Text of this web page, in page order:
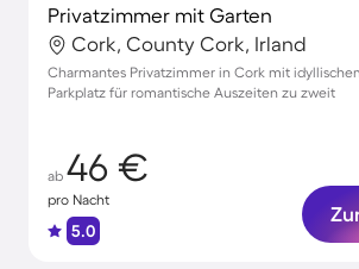
Privatzimmer mit Garten
Cork, County Cork, Irland
Charmantes Privatzimmer in Cork mit
Parkplatz für romantische Auszeiten zu zweit
ab 46 €
pro Nacht
5.0